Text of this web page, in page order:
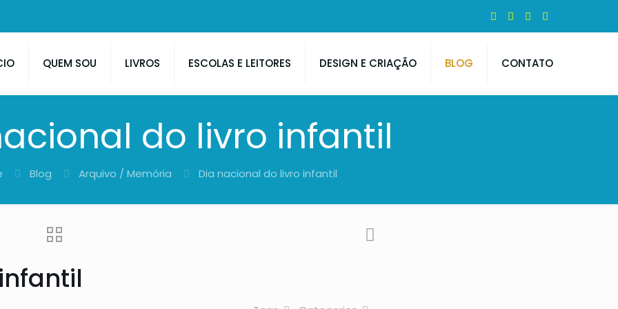
QUEM SOU LIVROS ESCOLAS E LEITORES DESIGN E CRIAÇÃO BLOG CONTATO
do livro infantil
Blog Arquivo / Memória Dia nacional do livro infantil